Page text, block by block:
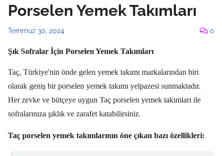
Porselen Yemek Takımları
Temmuz 30, 2024 0
Şık Sofralar İçin Porselen Yemek Takımları
Taç, Türkiye'nin önde gelen yemek takımı markalarından biri
olarak geniş bir porselen yemek takımı yelpazesi sunmaktadır.
Her zevke ve bütçeye uygun Taç porselen yemek takımları ile
sofralarınıza şıklık ve zarafet katabilirsiniz.
Taç porselen yemek takımlarının öne çıkan bazı özellikleri: